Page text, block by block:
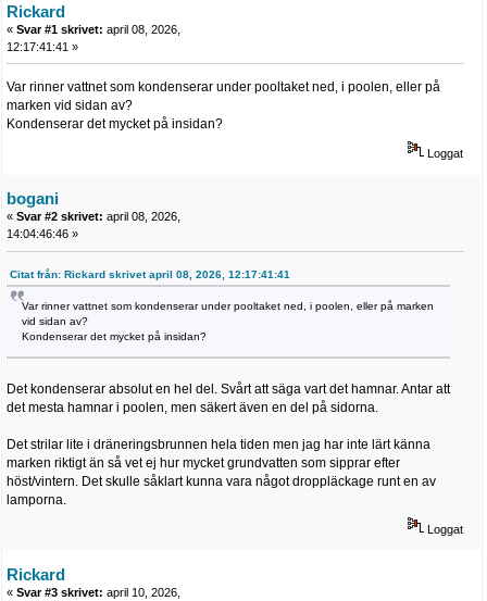
Rickard
« Svar #1 skrivet: april 08, 2026,
12:17:41:41 »
Var rinner vattnet som kondenserar under pooltaket ned, i poolen, eller på
marken vid sidan av?
Kondenserar det mycket på insidan?
Loggat
bogani
« Svar #2 skrivet: april 08, 2026,
14:04:46:46 »
Citat från: Rickard skrivet april 08, 2026, 12:17:41:41
Var rinner vattnet som kondenserar under pooltaket ned, i poolen, eller på marken
vid sidan av?
Kondenserar det mycket på insidan?
Det kondenserar absolut en hel del. Svårt att säga vart det hamnar. Antar att
det mesta hamnar i poolen, men säkert även en del på sidorna.
Det strilar lite i dräneringsbrunnen hela tiden men jag har inte lärt känna
marken riktigt än så vet ej hur mycket grundvatten som sipprar efter
höst/vintern. Det skulle såklart kunna vara något droppläckage runt en av
lamporna.
Loggat
Rickard
« Svar #3 skrivet: april 10, 2026,